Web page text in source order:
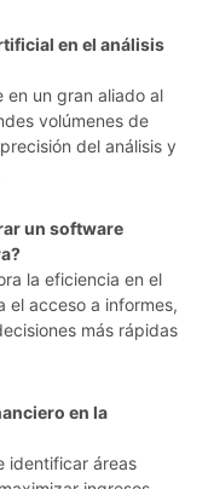
en el análisis
en un gran aliado al
volúmenes de
del análisis y
un software
la eficiencia en el
el acceso a informes,
más rápidas
en la
identificar áreas